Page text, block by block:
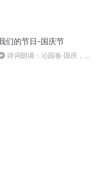
们的节日-国庆节
诗词朗诵：沁园春·国庆，朗